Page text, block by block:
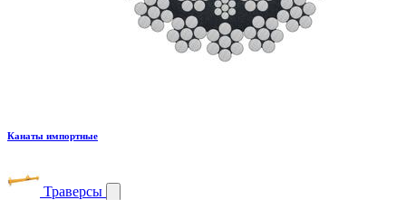
Канаты импортные
Траверсы